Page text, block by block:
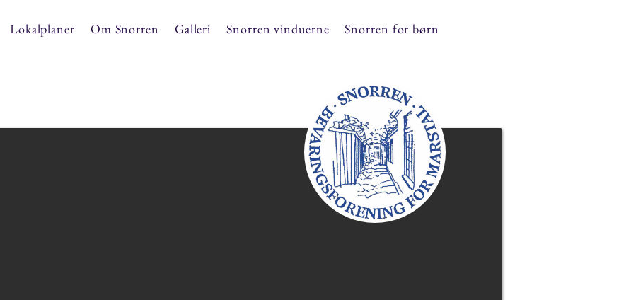
Lokalplaner Om Snorren Galleri Snorren vinduerne Snorren for børn